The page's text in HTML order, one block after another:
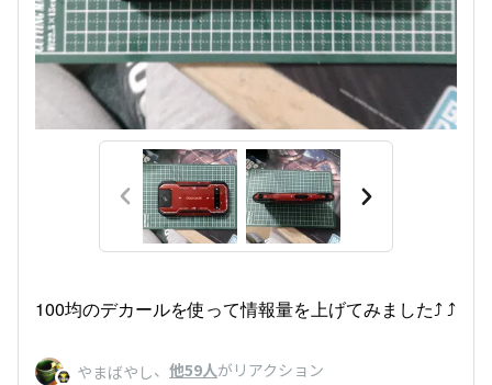
100均のデカールを使って情報量を上げてみました⤴︎ ⤴︎
やまばやし、 他59人がリアクション